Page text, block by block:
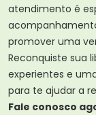
atendimento é
promover uma
Reconquiste sua
experientes e
para te ajudar a
Fale conosco